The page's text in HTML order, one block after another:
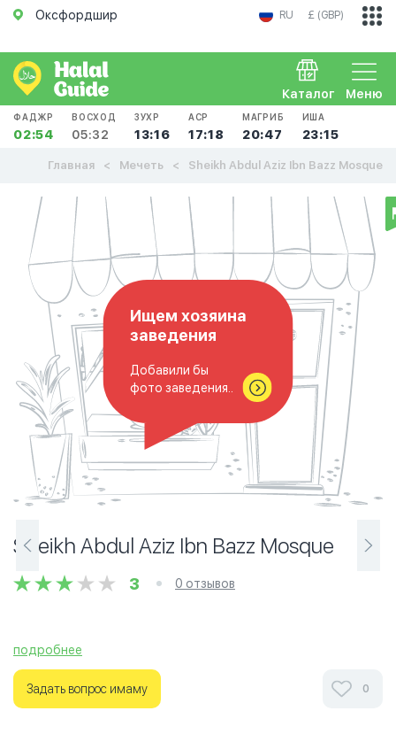
Оксфордшир RU £ (GBP)
Меню
Каталог
ФАДЖР
02:54
ВОСХОД
05:32
ЗУХР
13:16
АСР
17:18
МАГРИБ
20:47
ИША
23:15
Главная Мечеть Sheikh Abdul Aziz Ibn Bazz Mosque
Ищем хозяина
заведения
Добавили бы
фото заведения..
Sheikh Abdul Aziz Ibn Bazz Mosque
3 0 отзывов
Ознакомьтесь с отзывами посетителей Sheikh Abdul
Aziz Ibn Bazz Mosque в г.Оксфордшир на фотографиях и
узнайте о часах работы. Ваше духовное путешествие
подробнее
Задать вопрос имаму 0